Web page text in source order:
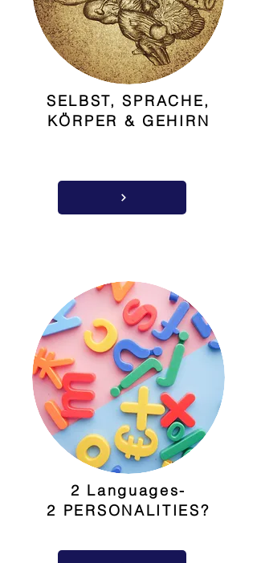
SELBST, SPRACHE,
KÖRPER & GEHIRN
2 Languages-
2 PERSONALITIES?